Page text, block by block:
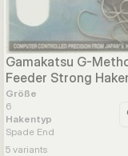
Gamakatsu G-
Feeder Strong
Größe
6
Hakentyp
Spade End
5 variants